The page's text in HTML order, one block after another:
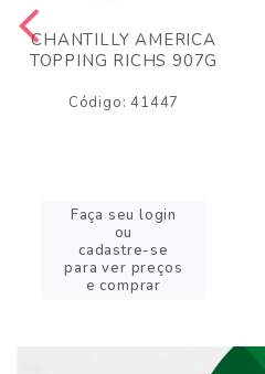
CHANTILLY AMERICA
TOPPING RICHS 907G
Código: 41447
Faça seu login
ou
cadastre-se
para ver preços
e comprar